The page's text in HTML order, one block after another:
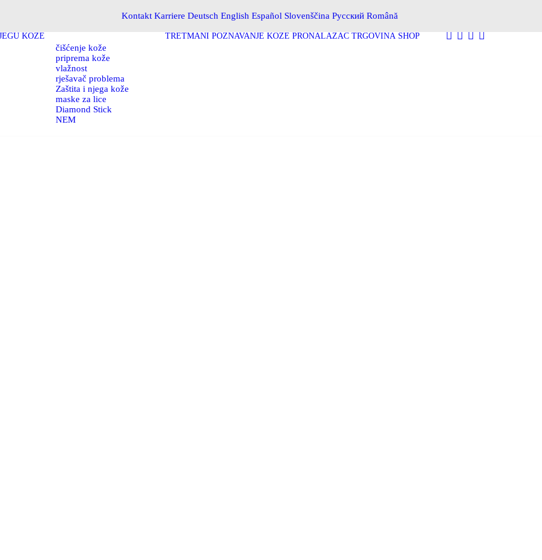
Kontakt Karriere Deutsch English Español Slovenščina Русский Română
KOŽE
čišćenje kože
priprema kože
vlažnost
rješavač problema
Zaštita i njega kože
maske za lice
Diamond Stick
NEM
TRETMANI POZNAVANJE KOŽE PRONALAZAČ TRGOVINA SHOP